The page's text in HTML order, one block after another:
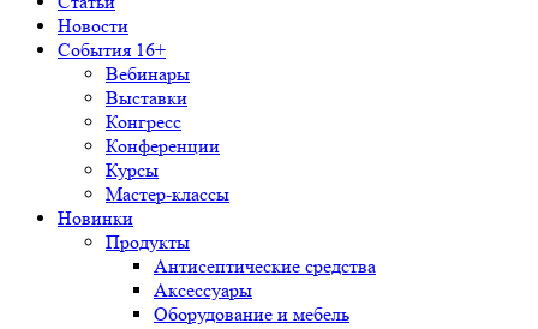
Новости
События 16+
Вебинары
Выставки
Конгресс
Конференции
Курсы
Мастер-классы
Новинки
Продукты
Антисептические средства
Аксессуары
Оборудование и мебель